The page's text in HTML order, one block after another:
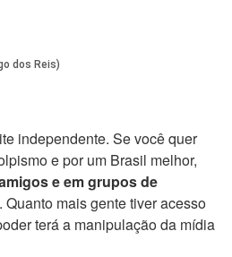
independente. Se você quer
e por um Brasil melhor,
e em grupos de
. Quanto mais gente tiver acesso
terá a manipulação da mídia